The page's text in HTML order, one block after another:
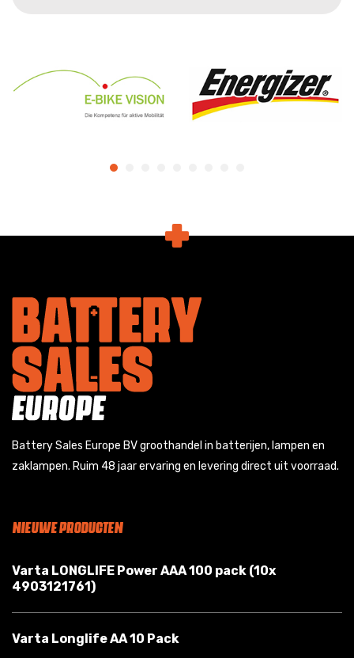
Battery Sales Europe BV groothandel in batterijen, lampen en
zaklampen. Ruim 48 jaar ervaring en levering direct uit voorraad.
NIEUWE PRODUCTEN
Varta LONGLIFE Power AAA 100 pack (10x
4903121761)
Varta Longlife AA 10 Pack